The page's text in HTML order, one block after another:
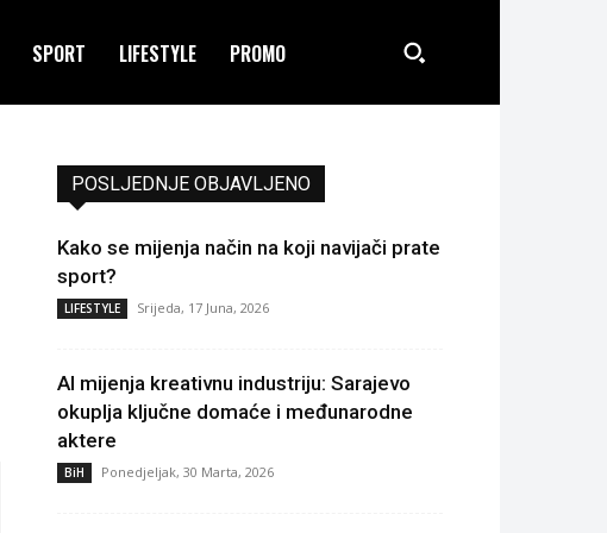
SPORT LIFESTYLE PROMO
POSLJEDNJE OBJAVLJENO
Kako se mijenja način na koji navijači prate
sport?
LIFESTYLE Srijeda, 17 Juna, 2026
AI mijenja kreativnu industriju: Sarajevo
okuplja ključne domaće i međunarodne
aktere
BiH Ponedjeljak, 30 Marta, 2026